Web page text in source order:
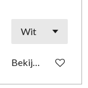
Bekijk details